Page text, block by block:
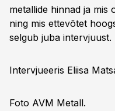
metallide hinnad ja mis
ning mis ettevõtet
selgub juba intervjuust.
Intervjueeris Eliisa
Foto AVM Metall.